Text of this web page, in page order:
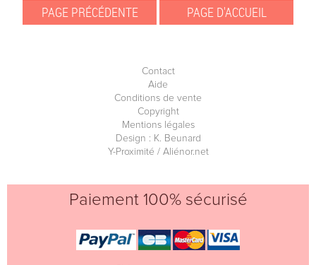
Contact
Aide
Conditions de vente
Copyright
Mentions légales
Design : K. Beunard
Y-Proximité / Aliénor.net
Paiement 100% sécurisé